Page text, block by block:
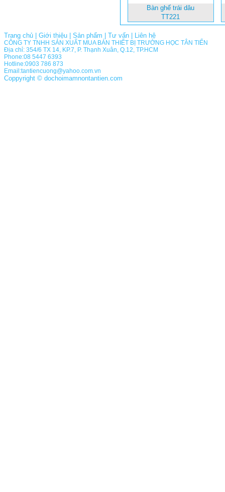
Bàn ghế trái dâu
TT221
Trang chủ Giới thiệu Sản phẩm Tư vấn Liên hệ
CÔNG TY TNHH SẢN XUẤT MUA BÁN THIẾT BỊ TRƯỜNG HỌC TÂN TIẾN
Địa chỉ: 354/6 TX 14, KP.7, P. Thạnh Xuân, Q.12, TP.HCM
Phone:08 5447 6393
Hotline:0903 786 873
Email:tantiencuong@yahoo.com.vn
Coppyright © dochoimamnontantien.com